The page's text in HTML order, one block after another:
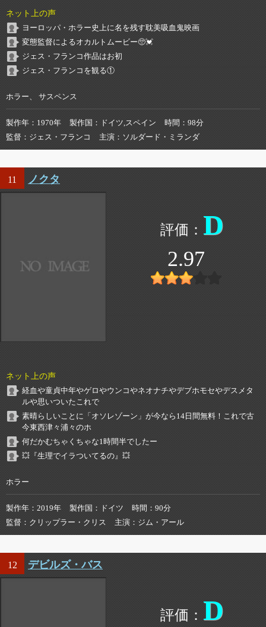
ネット上の声
ヨーロッパ・ホラー史上に名を残す耽美吸血鬼映画
変態監督によるオカルトムービー🥺💓
ジェス・フランコ作品はお初
ジェス・フランコを観る①
ホラー、 サスペンス
製作年 1970年 製作国 ドイツ,スペイン 時間
98分
監督
ジェス・フランコ 主演 ソルダード・ミランダ
11 ノクタ
D
2.97
ネット上の声
経血や童貞中年やゲロやウンコやネオナチやデブホモセやデスメタ
ルや思いついたこれで
素晴らしいことに「オソレゾーン」が今なら14日間無料！これで古
今東西津々浦々のホ
何だかむちゃくちゃな1時間半でしたー
💥『生理でイラついてるの』💥
ホラー
製作年 2019年 製作国 ドイツ 時間
90分
監督
クリップラー・クリス 主演 ジム・アール
12 デビルズ・バス
D